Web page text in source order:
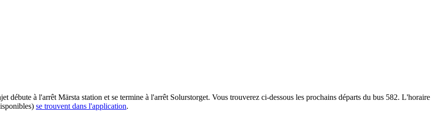
débute à l'arrêt Märsta station et se termine à l'arrêt Solurstorget. Vous trouverez ci-dessous les prochains départs du bus 582. L'horaire
se trouvent dans l'application.